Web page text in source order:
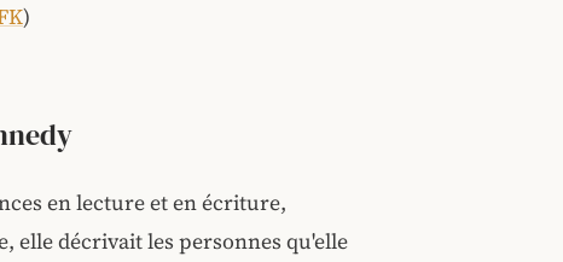
)
en lecture et en écriture,
elle décrivait les personnes qu'elle